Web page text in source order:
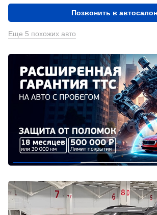
Позвонить в автосалон
Еще 5 похожих авто